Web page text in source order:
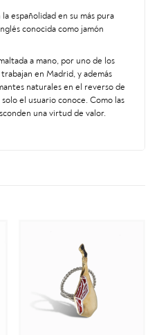
españolidad en su más pura
conocida como jamón
a mano, por uno de los
en Madrid, y además
naturales en el reverso de
el usuario conoce. Como las
una virtud de valor.